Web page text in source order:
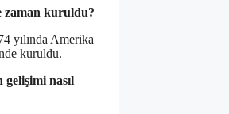
zaman kuruldu?
yılında Amerika
kuruldu.
gelişimi nasıl